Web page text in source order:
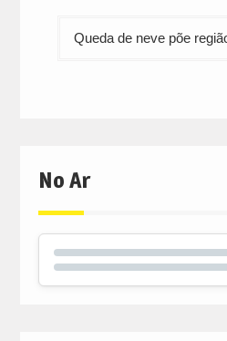
Queda de neve põe
No Ar